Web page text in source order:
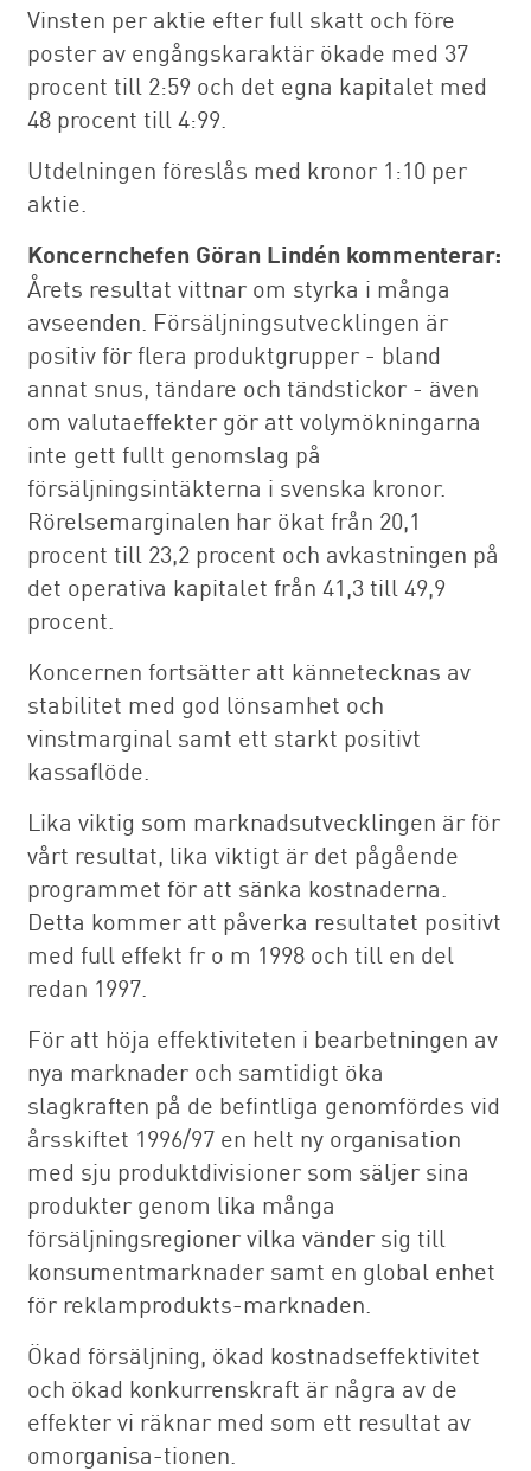
Vinsten per aktie efter full skatt och före
poster av engångskaraktär ökade med 37
procent till 2:59 och det egna kapitalet med
48 procent till 4:99.
Utdelningen föreslås med kronor 1:10 per
aktie.
Koncernchefen Göran Lindén kommenterar:
Årets resultat vittnar om styrka i många
avseenden. Försäljningsutvecklingen är
positiv för flera produktgrupper - bland
annat snus, tändare och tändstickor - även
om valutaeffekter gör att volymökningarna
inte gett fullt genomslag på
försäljningsintäkterna i svenska kronor.
Rörelsemarginalen har ökat från 20,1
procent till 23,2 procent och avkastningen på
det operativa kapitalet från 41,3 till 49,9
procent.
Koncernen fortsätter att kännetecknas av
stabilitet med god lönsamhet och
vinstmarginal samt ett starkt positivt
kassaflöde.
Lika viktig som marknadsutvecklingen är för
vårt resultat, lika viktigt är det pågående
programmet för att sänka kostnaderna.
Detta kommer att påverka resultatet positivt
med full effekt fr o m 1998 och till en del
redan 1997.
För att höja effektiviteten i bearbetningen av
nya marknader och samtidigt öka
slagkraften på de befintliga genomfördes vid
årsskiftet 1996/97 en helt ny organisation
med sju produktdivisioner som säljer sina
produkter genom lika många
försäljningsregioner vilka vänder sig till
konsumentmarknader samt en global enhet
för reklamprodukts-marknaden.
Ökad försäljning, ökad kostnadseffektivitet
och ökad konkurrenskraft är några av de
effekter vi räknar med som ett resultat av
omorganisa-tionen.